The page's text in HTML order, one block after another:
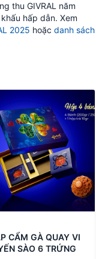
thu GIVRAL năm
hấp dẫn. Xem
2025 hoặc danh sách
CẨM GÀ QUAY VI
SÀO 6 TRỨNG